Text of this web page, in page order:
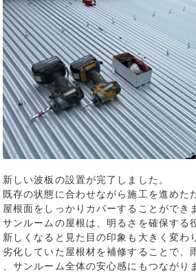
新しい波板の設置が完了しました。
既存の状態に合わせながら施工を進めた
屋根面をしっかりカバーすることができ
サンルームの屋根は、明るさを確保する
新しくなると見た目の印象も大きく変わ
劣化していた屋根材を補修することで、
、サンルーム全体の安心感にもつながり